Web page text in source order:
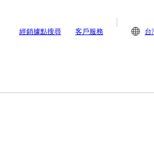
經銷據點搜尋 客戶服務 台